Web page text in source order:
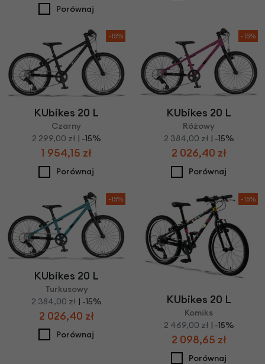
Porównaj
-15%
KUbikes 20 L
Czarny
2 299,00 zł | -15%
1 954,15 zł
Porównaj
-15%
KUbikes 20 L
Różowy
2 384,00 zł | -15%
2 026,40 zł
Porównaj
-15%
KUbikes 20 L
Turkusowy
2 384,00 zł | -15%
2 026,40 zł
Porównaj
-15%
KUbikes 20 L
Komiks
2 469,00 zł | -15%
2 098,65 zł
Porównaj